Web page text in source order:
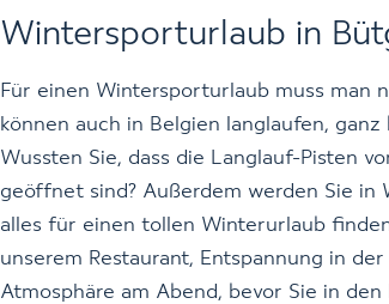
Wintersporturlaub in
Für einen Wintersporturlaub muss man
können auch in Belgien langlaufen,
Wussten Sie, dass die Langlauf-Pisten
geöffnet sind? Außerdem werden Sie in
alles für einen tollen Winterurlaub
unserem Restaurant, Entspannung in
Atmosphäre am Abend, bevor Sie in